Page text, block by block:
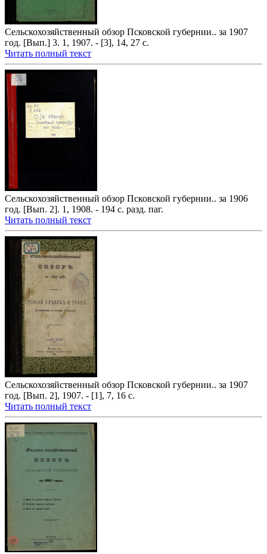
Сельскохозяйственный обзор Псковской губернии.. за 1907
год. [Вып.] 3. 1, 1907. - [3], 14, 27 с.
Читать полный текст
Сельскохозяйственный обзор Псковской губернии.. за 1906
год. [Вып. 2]. 1, 1908. - 194 с. разд. паг.
Читать полный текст
Сельскохозяйственный обзор Псковской губернии.. за 1907
год. [Вып. 2], 1907. - [1], 7, 16 с.
Читать полный текст